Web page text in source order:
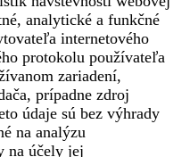
analytické a funkčné
internetového
protokolu používateľa
zariadení,
prípadne zdroj
údaje sú bez výhrady
na analýzu
na účely jej